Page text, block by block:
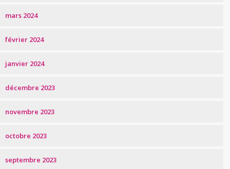
mars 2024
février 2024
janvier 2024
décembre 2023
novembre 2023
octobre 2023
septembre 2023